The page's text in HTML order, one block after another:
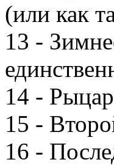
(или как
13 -
14 -
15 -
16 -